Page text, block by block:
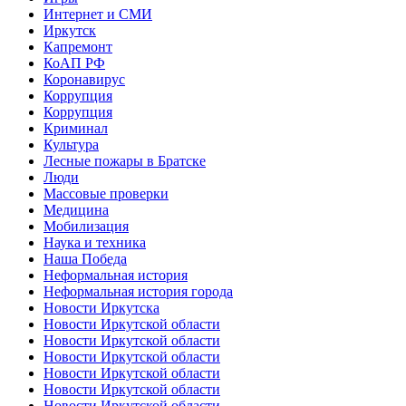
Интернет и СМИ
Иркутск
Капремонт
КоАП РФ
Коронавирус
Коррупция
Коррупция
Криминал
Культура
Лесные пожары в Братске
Люди
Массовые проверки
Медицина
Мобилизация
Наука и техника
Наша Победа
Неформальная история
Неформальная история города
Новости Иркутска
Новости Иркутской области
Новости Иркутской области
Новости Иркутской области
Новости Иркутской области
Новости Иркутской области